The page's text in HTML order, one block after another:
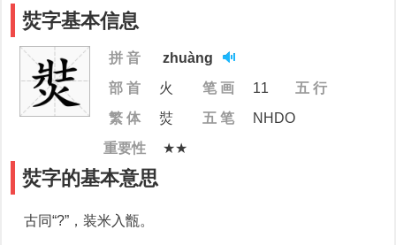
焋字基本信息
拼 音
zhuàng
部 首
火 笔 画 11
五 行
繁 体
焋 五 笔
NHDO
重要性
★★
焋字的基本意思
古同“?”，装米入甑。